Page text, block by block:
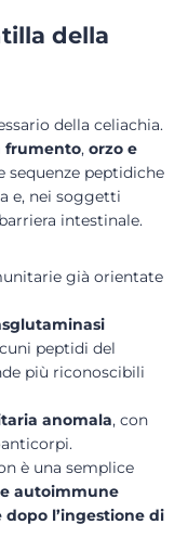
della
della celiachia.
frumento, orzo e
sequenze peptidiche
e, nei soggetti
intestinale.
già orientate
peptidi del
più riconoscibili
anomala, con
è una semplice
autoimmune
l’ingestione di